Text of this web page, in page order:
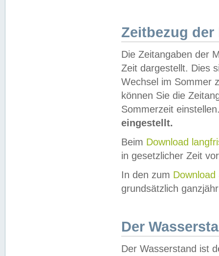
Zeitbezug der
Die Zeitangaben der
Zeit dargestellt. Dies
Wechsel im Sommer
können Sie die
Sommerzeit
eingestellt.
Beim Download
in gesetzlicher Zeit
In den zum Download
grundsätzlich
Der
Der Wasserstand ist